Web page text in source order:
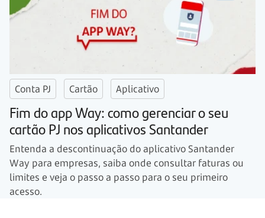
Conta PJ Cartão Aplicativo
Fim do app Way: como gerenciar o seu
cartão PJ nos aplicativos Santander
Entenda a descontinuação do aplicativo Santander
Way para empresas, saiba onde consultar faturas ou
limites e veja o passo a passo para o seu primeiro
acesso.